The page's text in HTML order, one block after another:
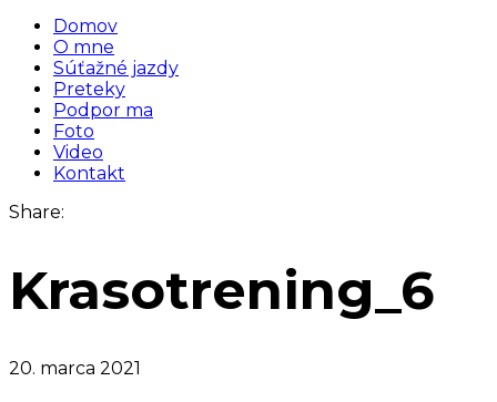
Domov
O mne
Súťažné jazdy
Preteky
Podpor ma
Foto
Video
Kontakt
Share:
Krasotrening_6
20. marca 2021